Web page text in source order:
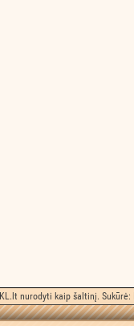
nurodyti kaip šaltinį. Sukūrė: